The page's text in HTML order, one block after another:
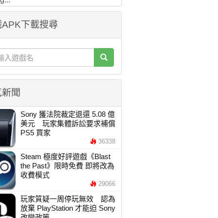
下載搜尋
聞
Sony 獲法院裁定退還 5.08 億
美元 玩家集體訴訟要求補償
PS5 買家
36338
Steam 極度好評遊戲《Blast
the Past》限時免費 即將改為
收費模式
29066
玩家質疑一周停玩無效 認為
放棄 PlayStation 才能迫 Sony